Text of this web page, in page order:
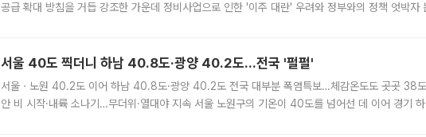
공급 확대 방침을 거듭 강조한 가운데 정비사업으로 인한 '이주 대란' 우려와 정부와의 정책 엇박자
서울 40도 찍더니 하남 40.8도·광양 40.2도…전국 '펄펄'
서울ㆍ노원 40.2도 이어 하남 40.8도·광양 40.2도 전국 대부분 폭염특보…체감온도도 곳곳 38
안 비 시작·내륙 소나기…무더위·열대야 지속 서울 노원구의 기온이 40도를 넘어선 데 이어 경기